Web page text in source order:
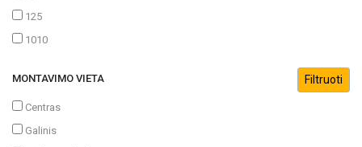
125
1010
MONTAVIMO VIETA
Centras
Galinis